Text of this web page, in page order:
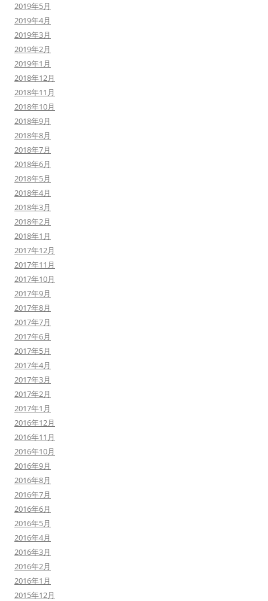
2019年5月
2019年4月
2019年3月
2019年2月
2019年1月
2018年12月
2018年11月
2018年10月
2018年9月
2018年8月
2018年7月
2018年6月
2018年5月
2018年4月
2018年3月
2018年2月
2018年1月
2017年12月
2017年11月
2017年10月
2017年9月
2017年8月
2017年7月
2017年6月
2017年5月
2017年4月
2017年3月
2017年2月
2017年1月
2016年12月
2016年11月
2016年10月
2016年9月
2016年8月
2016年7月
2016年6月
2016年5月
2016年4月
2016年3月
2016年2月
2016年1月
2015年12月